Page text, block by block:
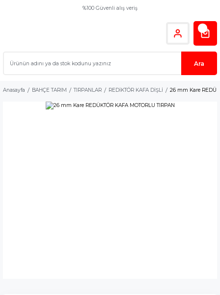
%100 Güvenli alış veriş
Ara
Anasayfa BAHÇE TARIM TIRPANLAR REDİKTÖR KAFA DİŞLİ 26 mm Kare